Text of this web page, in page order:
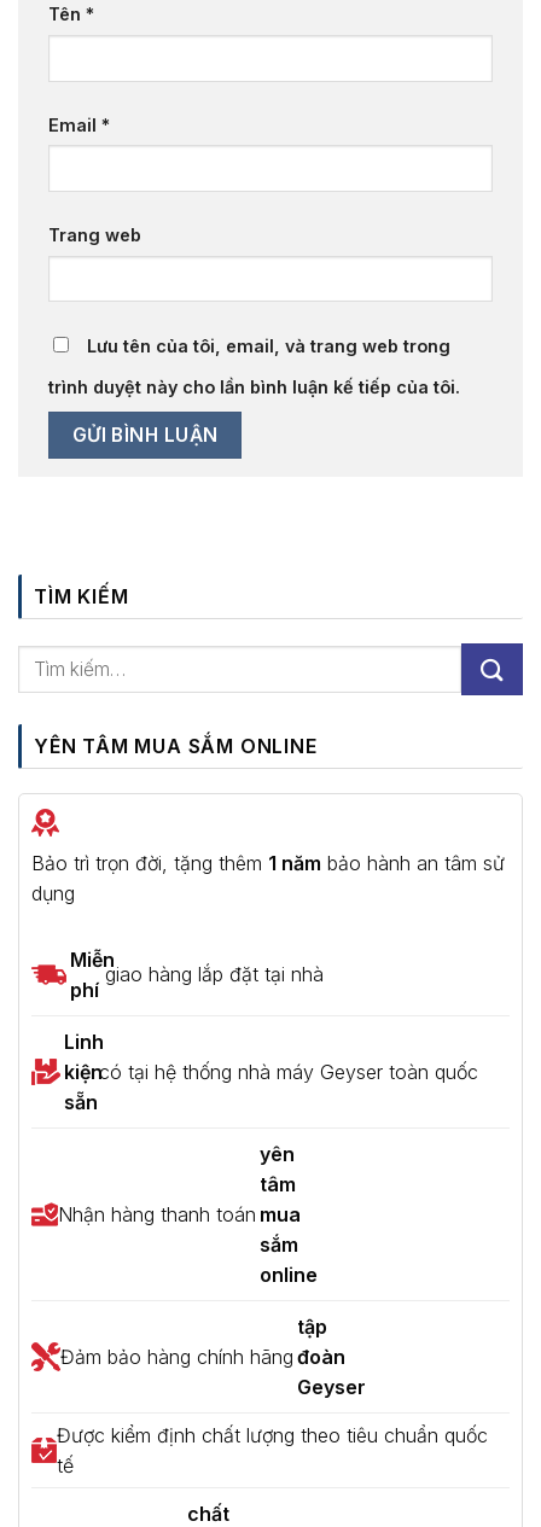
Tên *
Email *
Trang web
Lưu tên của tôi, email, và trang web trong
trình duyệt này cho lần bình luận kế tiếp của tôi.
TÌM KIẾM
YÊN TÂM MUA SẮM ONLINE
Bảo trì trọn đời, tặng thêm 1 năm bảo hành an tâm sử
dụng
Miễn
phí
giao hàng lắp đặt tại nhà
Linh
kiện
sẵn
có tại hệ thống nhà máy Geyser toàn quốc
Nhận hàng thanh toán
yên
tâm
mua
sắm
online
Đảm bảo hàng chính hãng
tập
đoàn
Geyser
Được kiểm định chất lượng theo tiêu chuẩn quốc
tế
chất